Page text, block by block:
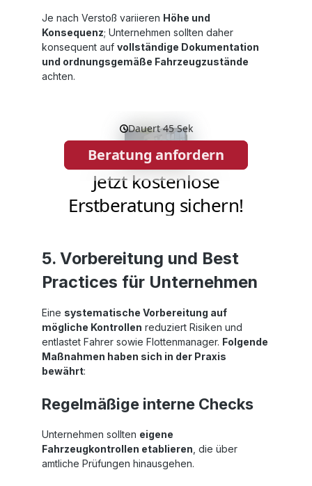
Je nach Verstoß variieren Höhe und
Konsequenz; Unternehmen sollten daher
konsequent auf vollständige Dokumentation
und ordnungsgemäße Fahrzeugzustände
achten.
5. Vorbereitung und Best
Practices für Unternehmen
Eine systematische Vorbereitung auf
mögliche Kontrollen reduziert Risiken und
entlastet Fahrer sowie Flottenmanager. Folgende
Maßnahmen haben sich in der Praxis
bewährt:
Regelmäßige interne Checks
Unternehmen sollten eigene
Fahrzeugkontrollen etablieren , die über
amtliche Prüfungen hinausgehen.